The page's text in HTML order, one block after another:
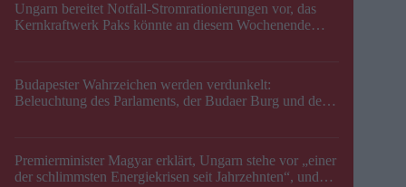
Ungarn bereitet Notfall-Stromrationierungen vor, das
Kernkraftwerk Paks könnte an diesem Wochenende
Budapester Wahrzeichen werden verdunkelt:
Beleuchtung des Parlaments, der Budaer Burg und der
Premierminister Magyar erklärt, Ungarn stehe vor „einer
der schlimmsten Energiekrisen seit Jahrzehnten“, und